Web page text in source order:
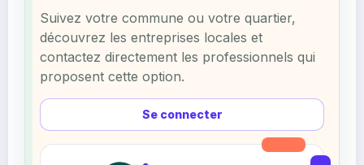
Se connecter
Suivez votre commune ou votre quartier,
découvrez les entreprises locales et
contactez directement les professionnels qui
proposent cette option.